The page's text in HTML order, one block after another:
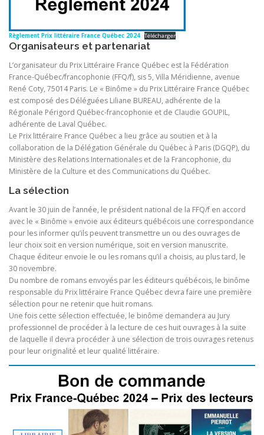
Règlement Prix littéraire France Québec 2024 Télécharger
Organisateurs et partenariat
L’organisateur du Prix Littéraire France Québec est la Fédération
France-Québec/francophonie (FFQ/f), sis 5, Villa Méridienne, avenue
René Coty, 75014 Paris. Le « Binôme » du Prix Littéraire France Québec
est composé des Déléguées Liliane BUREAU, adhérente de la
Régionale Périgord Québec-francophonie et de Claudie GOUPIL,
adhérente de Laval Québec.
Le Prix littéraire France Québec a lieu grâce au soutien et à la
collaboration de la Délégation Générale du Québec à Paris (DGQP), du
Ministère des Relations Internationales et de la Francophonie, du
Ministère de la Culture et des Communications du Québec.
La sélection
Avant le 30 juin de l’année, le président national de la FFQ/f en accord
avec le « Binôme » envoie aux éditeurs québécois une correspondance
pour les informer qu’ils peuvent transmettre un ou des ouvrages de
leur choix soit en version numérique, soit en version manuscrite.
Chaque éditeur envoie le ou les romans qu’il a choisis, au plus tard, le
30 novembre.
Du nombre de romans envoyés par les éditeurs québécois, le binôme
responsable du Prix littéraire France Québec devra faire une première
sélection pour ne retenir que huit romans.
Une fois cette sélection effectuée, le binôme demandera au Jury
professionnel de procéder à la lecture de ces huit ouvrages à la suite
de laquelle il devra procéder à une sélection de trois ouvrages retenus
pour leur originalité et leur qualité littéraire.